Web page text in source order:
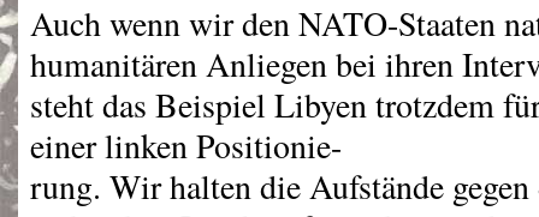
Auch wenn wir denNATO-Staaten
humanitären Anliegen bei ihren
steht das Beispiel Libyen trotzdem
einer linken Positionie-
rung. Wir halten die Aufstände